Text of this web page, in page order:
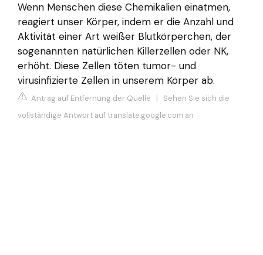
Wenn Menschen diese Chemikalien einatmen,
reagiert unser Körper, indem er die Anzahl und
Aktivität einer Art weißer Blutkörperchen, der
sogenannten natürlichen Killerzellen oder NK,
erhöht. Diese Zellen töten tumor- und
virusinfizierte Zellen in unserem Körper ab.
Antrag auf Entfernung der Quelle | Sehen Sie sich die
vollständige Antwort auf translate.google.com an